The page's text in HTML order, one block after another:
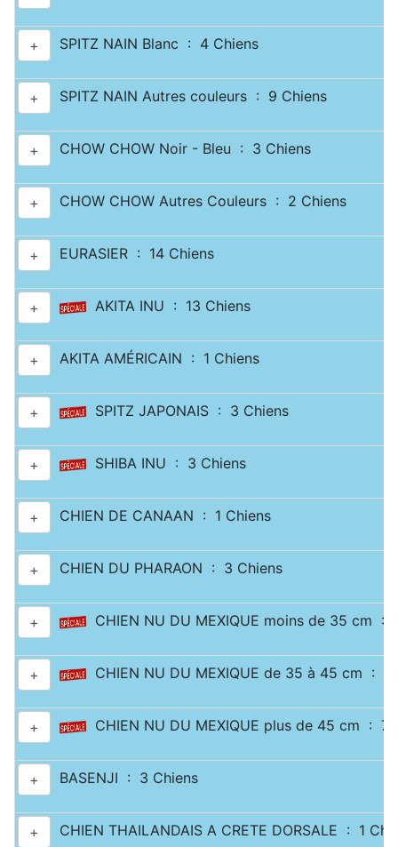
+ SPITZ NAIN Blanc : 4 Chiens
+ SPITZ NAIN Autres couleurs : 9 Chiens
+ CHOW CHOW Noir - Bleu : 3 Chiens
+ CHOW CHOW Autres Couleurs : 2 Chiens
+ EURASIER : 14 Chiens
+ AKITA INU : 13 Chiens
+ AKITA AMÉRICAIN : 1 Chiens
+ SPITZ JAPONAIS : 3 Chiens
+ SHIBA INU : 3 Chiens
+ CHIEN DE CANAAN : 1 Chiens
+ CHIEN DU PHARAON : 3 Chiens
+ CHIEN NU DU MEXIQUE moins de 35 cm :
+ CHIEN NU DU MEXIQUE de 35 à 45 cm : 1
+ CHIEN NU DU MEXIQUE plus de 45 cm : 7
+ BASENJI : 3 Chiens
+ CHIEN THAILANDAIS A CRETE DORSALE : 1